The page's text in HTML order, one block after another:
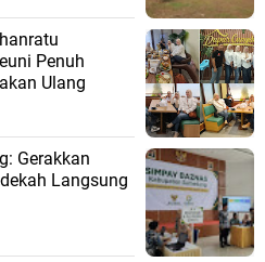
Penuh
Ulang
Gerakkan
Langsung